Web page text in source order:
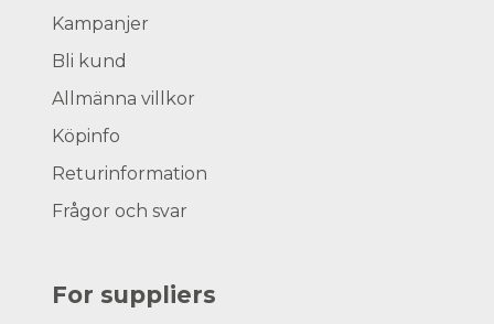
Kampanjer
Bli kund
Allmänna villkor
Köpinfo
Returinformation
Frågor och svar
For suppliers